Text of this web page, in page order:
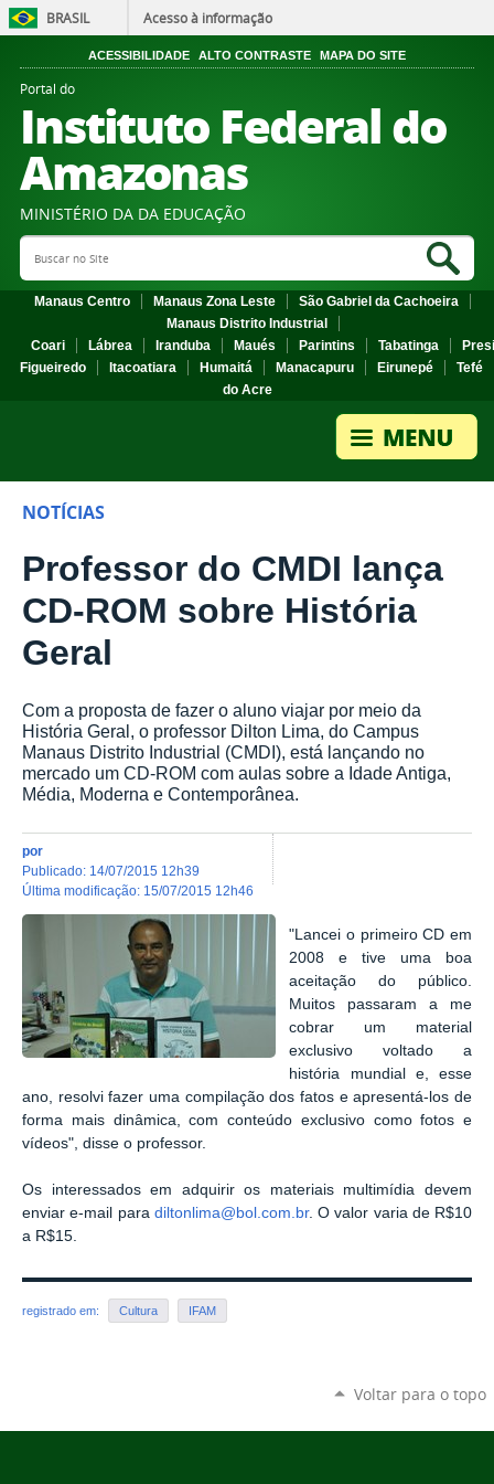
BRASIL Acesso à informação
ACESSIBILIDADE ALTO CONTRASTE MAPA DO SITE
Portal do
Instituto Federal do
Amazonas
MINISTÉRIO DA DA EDUCAÇÃO
Search Site
Manaus Centro Manaus Zona Leste
São Gabriel da Cachoeira
Manaus Distrito Industrial
Coari
Lábrea Iranduba Maués Parintins Tabatinga
Figueiredo
Itacoatiara Humaitá Manacapuru Eirunepé
Tefé
do Acre
NOTÍCIAS
Professor do CMDI lança
CD-ROM sobre História
Geral
Com a proposta de fazer o aluno viajar por meio da
História Geral, o professor Dilton Lima, do Campus
Manaus Distrito Industrial (CMDI), está lançando no
mercado um CD-ROM com aulas sobre a Idade Antiga,
Média, Moderna e Contemporânea.
por
publicado: 14/07/2015 12h39
última modificação: 15/07/2015 12h46
"Lancei o primeiro CD em
2008 e tive uma boa
aceitação do público.
Muitos passaram a me
cobrar um material
exclusivo voltado a
história mundial e, esse
ano, resolvi fazer uma compilação dos fatos e apresentá-los de
forma mais dinâmica, com conteúdo exclusivo como fotos e
vídeos", disse o professor.
Os interessados em adquirir os materiais multimídia devem
enviar e-mail para diltonlima@bol.com.br. O valor varia de R$10
a R$15.
registrado em: Cultura IFAM
Voltar para o topo